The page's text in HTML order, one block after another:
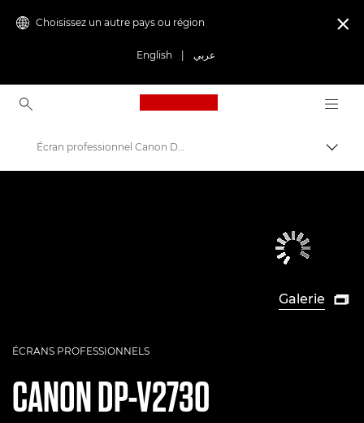
Choisissez un autre pays ou région
English عربي

Canon Logo, back to
Écran professionnel Canon DP-V2730
Galerie 
ÉCRANS PROFESSIONNELS
CANONDP-V2730